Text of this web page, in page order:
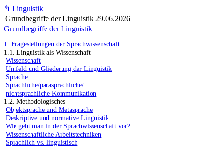
↰ Linguistik
Grundbegriffe der Linguistik 29.06.2026
Grundbegriffe der Linguistik
1. Fragestellungen der Sprachwissenschaft
1.1. Linguistik als Wissenschaft
Wissenschaft
Umfeld und Gliederung der Linguistik
Sprache
Sprachliche/parasprachliche/
nichtsprachliche Kommunikation
1.2. Methodologisches
Objektsprache und Metasprache
Deskriptive und normative Linguistik
Wie geht man in der Sprachwissenschaft vor?
Wissenschaftliche Arbeitstechniken
Sprachlich vs. linguistisch